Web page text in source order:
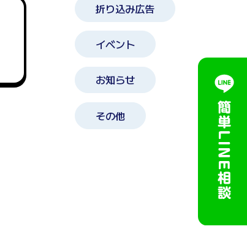
折り込み広告
イベント
お知らせ
その他